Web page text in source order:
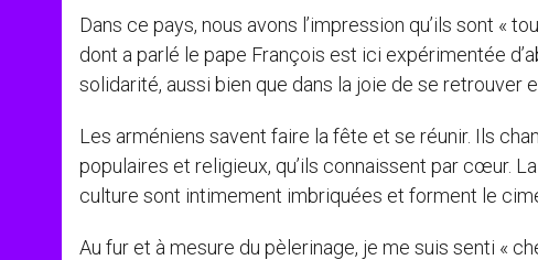
Dans ce pays, nous avons l’impression qu’ils sont «
dont a parlé le pape François est ici expérimentée
solidarité, aussi bien que dans la joie de se retrouver
Les arméniens savent faire la fête et se réunir. Ils
populaires et religieux, qu’ils connaissent par cœur. La
culture sont intimement imbriquées et forment le
Au fur et à mesure du pèlerinage, je me suis senti «